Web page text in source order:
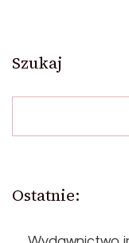
Szukaj
Ostatnie: